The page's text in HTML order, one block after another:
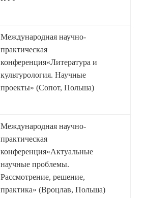
Международная научно-
практическая
конференция«Литература и
культурология. Научные
проекты» (Сопот, Польша)
Международная научно-
практическая
конференция«Актуальные
научные проблемы.
Рассмотрение, решение,
практика» (Вроцлав, Польша)